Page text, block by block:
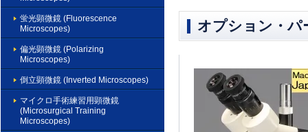
蛍光顕微鏡 (Fluorescence
Microscopes)
偏光顕微鏡 (Polarizing
Microscopes)
倒立顕微鏡 (Inverted Microscopes)
マイクロ手術練習用顕微鏡
(Microsurgical Training
Microscopes)
オプション・パ